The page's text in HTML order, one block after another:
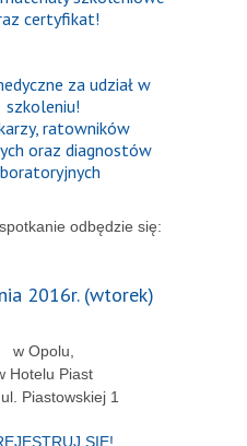
certyfikat!
za udział w
szkoleniu!
ratowników
oraz diagnostów
odbędzie się:
2016r. (wtorek)
w Opolu,
Hotelu Piast
Piastowskiej 1
SIĘ!